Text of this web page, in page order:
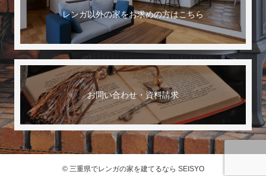
レンガ以外の家をお求めの方はこちら
お問い合わせ・資料請求
© 三重県でレンガの家を建てるなら SEISYO